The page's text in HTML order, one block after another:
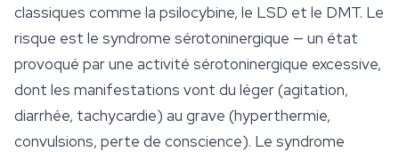
classiques comme la psilocybine, le LSD et le DMT. Le
risque est le syndrome sérotoninergique — un état
provoqué par une activité sérotoninergique excessive,
dont les manifestations vont du léger (agitation,
diarrhée, tachycardie) au grave (hyperthermie,
convulsions, perte de conscience). Le syndrome